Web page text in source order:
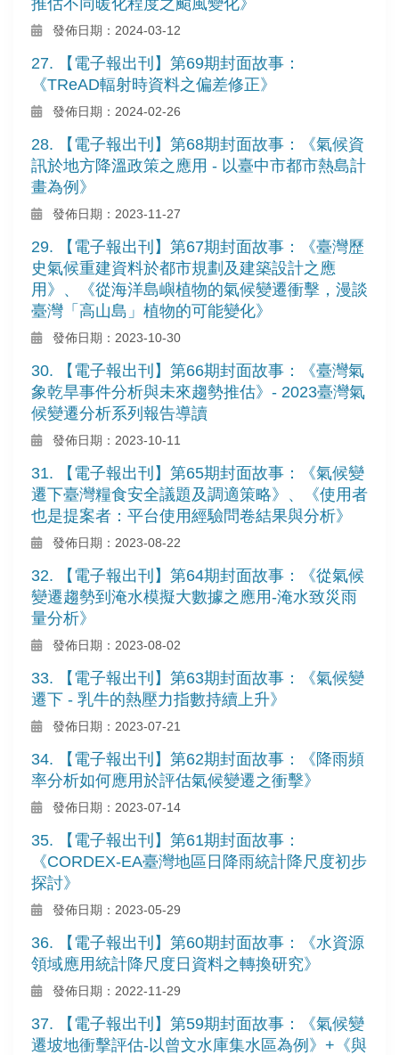
發佈日期：2024-03-12
27. 【電子報出刊】第69期封面故事：
《TReAD輻射時資料之偏差修正》
發佈日期：2024-02-26
28. 【電子報出刊】第68期封面故事：《氣候資
訊於地方降溫政策之應用 - 以臺中市都市熱島計
畫為例》
發佈日期：2023-11-27
29. 【電子報出刊】第67期封面故事：《臺灣歷
史氣候重建資料於都市規劃及建築設計之應
用》、《從海洋島嶼植物的氣候變遷衝擊，漫談
臺灣「高山島」植物的可能變化》
發佈日期：2023-10-30
30. 【電子報出刊】第66期封面故事：《臺灣氣
象乾旱事件分析與未來趨勢推估》- 2023臺灣氣
候變遷分析系列報告導讀
發佈日期：2023-10-11
31. 【電子報出刊】第65期封面故事：《氣候變
遷下臺灣糧食安全議題及調適策略》、《使用者
也是提案者：平台使用經驗問卷結果與分析》
發佈日期：2023-08-22
32. 【電子報出刊】第64期封面故事：《從氣候
變遷趨勢到淹水模擬大數據之應用-淹水致災雨
量分析》
發佈日期：2023-08-02
33. 【電子報出刊】第63期封面故事：《氣候變
遷下 - 乳牛的熱壓力指數持續上升》
發佈日期：2023-07-21
34. 【電子報出刊】第62期封面故事：《降雨頻
率分析如何應用於評估氣候變遷之衝擊》
發佈日期：2023-07-14
35. 【電子報出刊】第61期封面故事：
《CORDEX-EA臺灣地區日降雨統計降尺度初步
探討》
發佈日期：2023-05-29
36. 【電子報出刊】第60期封面故事：《水資源
領域應用統計降尺度日資料之轉換研究》
發佈日期：2022-11-29
37. 【電子報出刊】第59期封面故事：《氣候變
遷坡地衝擊評估-以曾文水庫集水區為例》+《與